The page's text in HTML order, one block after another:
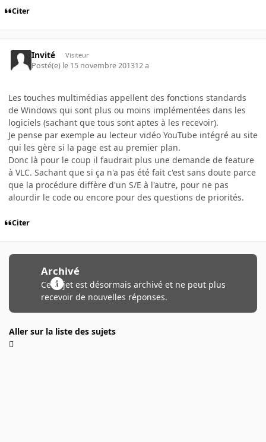
Citer
Invité Visiteur
Posté(e) le 15 novembre 201312 a
Les touches multimédias appellent des fonctions standards
de Windows qui sont plus ou moins implémentées dans les
logiciels (sachant que tous sont aptes à les recevoir).
Je pense par exemple au lecteur vidéo YouTube intégré au site
qui les gère si la page est au premier plan.
Donc là pour le coup il faudrait plus une demande de feature
à VLC. Sachant que si ça n'a pas été fait c'est sans doute parce
que la procédure diffère d'un S/E à l'autre, pour ne pas
alourdir le code ou encore pour des questions de priorités.
Citer
Archivé
Ce sujet est désormais archivé et ne peut plus
recevoir de nouvelles réponses.
Aller sur la liste des sujets